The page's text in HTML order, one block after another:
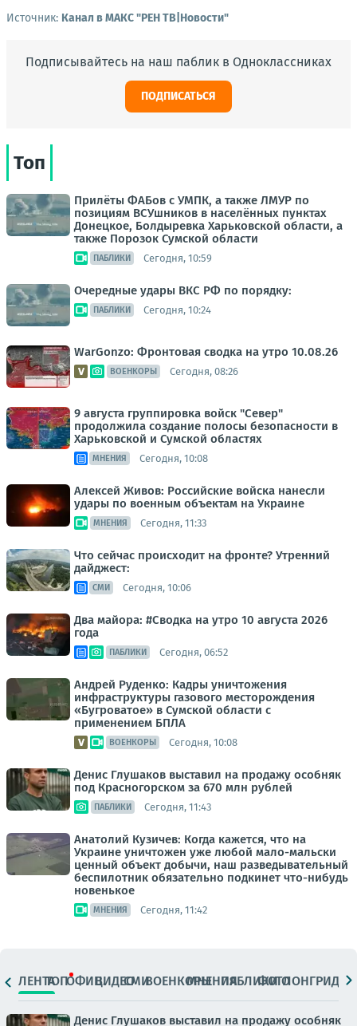
Источник: Канал в МАКС "РЕН ТВ|Новости"
Подписывайтесь на наш паблик в Одноклассниках
ПОДПИСАТЬСЯ
Топ
Прилёты ФАБов с УМПК, а также ЛМУР по
позициям ВСУшников в населённых пунктах
Донецкое, Болдыревка Харьковской области, а
также Порозок Сумской области
ПАБЛИКИ Сегодня, 10:59
Очередные удары ВКС РФ по порядку:
ПАБЛИКИ Сегодня, 10:24
WarGonzo: Фронтовая сводка на утро 10.08.26
ВОЕНКОРЫ Сегодня, 08:26
9 августа группировка войск "Север"
продолжила создание полосы безопасности в
Харьковской и Сумской областях
МНЕНИЯ Сегодня, 10:08
Алексей Живов: Российские войска нанесли
удары по военным объектам на Украине
МНЕНИЯ Сегодня, 11:33
Что сейчас происходит на фронте? Утренний
дайджест:
СМИ Сегодня, 10:06
Два майора: #Сводка на утро 10 августа 2026
года
ПАБЛИКИ Сегодня, 06:52
Андрей Руденко: Кадры уничтожения
инфраструктуры газового месторождения
«Бугроватое» в Сумской области с
применением БПЛА
ВОЕНКОРЫ Сегодня, 10:08
Денис Глушаков выставил на продажу особняк
под Красногорском за 670 млн рублей
ПАБЛИКИ Сегодня, 11:43
Анатолий Кузичев: Когда кажется, что на
Украине уничтожен уже любой мало-мальски
ценный объект добычи, наш разведывательный
беспилотник обязательно подкинет что-нибудь
новенькое
МНЕНИЯ Сегодня, 11:42
ЛЕНТАТОПОФИЦ.ВИДЕОСМИВОЕНКОРЫМНЕНИЯПАБЛИКИ
ФОТОЛОНГРИДЫ
Денис Глушаков выставил на продажу особняк